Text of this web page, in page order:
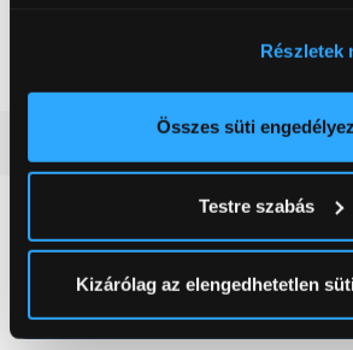
elhelyezkedéséről pár méteres
Az Ön készülékén
módjairól és adja meg preferenciáit a
pontban. Bármikor módosíthatja
Sütinyilatkozathoz való hozzájárulását.
Részletek
Összes süti
Testre szabás
Kizárólag az elengedhetetlen
179
0
0 értékelés